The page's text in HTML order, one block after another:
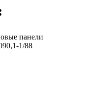
панели
1/88